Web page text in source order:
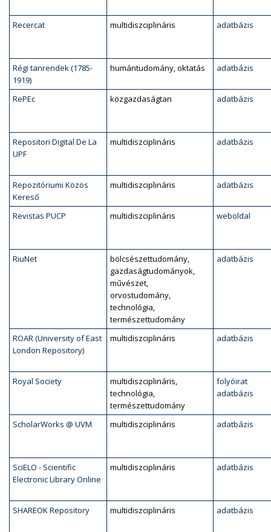
Recercat multidiszciplináris adatbázis
Régi tanrendek (1785-
1919)
humántudomány, oktatás adatbázis
RePEc közgazdaságtan adatbázis
Repositori Digital De La
UPF
multidiszciplináris adatbázis
Repozitóriumi Közös
Kereső
multidiszciplináris adatbázis
Revistas PUCP multidiszciplináris weboldal
RiuNet
bölcsészettudomány,
gazdaságtudományok,
művészet,
orvostudomány,
technológia,
természettudomány
adatbázis
ROAR (University of East
London Repository)
multidiszciplináris adatbázis
Royal Society
multidiszciplináris,
technológia,
természettudomány
folyóirat
adatbázis
ScholarWorks @ UVM multidiszciplináris adatbázis
SciELO - Scientific
Electronic Library Online
multidiszciplináris adatbázis
SHAREOK Repository multidiszciplináris adatbázis